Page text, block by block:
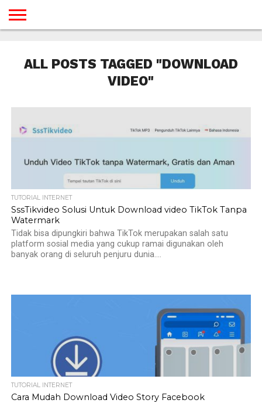
GAMES
DESAIN
ANDROID
IOS
YOUTUBE
INTERNET
WINDOWS
LINUX
MACINTOSH
MESSENGER
BLOGSPOT
WORDPRESS
PEMROGRAMAN
SEO
WEB
SERVER
ALL POSTS TAGGED "DOWNLOAD
VIDEO"
TUTORIAL INTERNET
SssTikvideo Solusi Untuk Download video TikTok Tanpa
Watermark
Tidak bisa dipungkiri bahwa TikTok merupakan salah satu
platform sosial media yang cukup ramai digunakan oleh
banyak orang di seluruh penjuru dunia....
TUTORIAL INTERNET
Cara Mudah Download Video Story Facebook